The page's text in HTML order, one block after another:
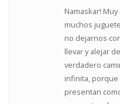
Namaskar!
muchos
no dejarnos
llevar y alejar
verdadero
infinita,
presentan